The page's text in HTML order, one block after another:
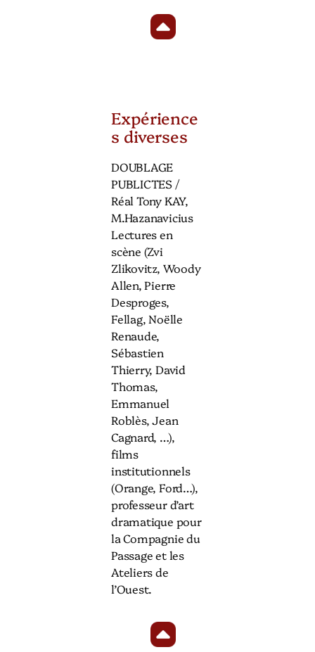
Expérience
s diverses
DOUBLAGE
PUBLICTES /
Réal Tony KAY,
M.Hazanavicius
Lectures en
scène (Zvi
Zlikovitz, Woody
Allen, Pierre
Desproges,
Fellag, Noëlle
Renaude,
Sébastien
Thierry, David
Thomas,
Emmanuel
Roblès, Jean
Cagnard, …),
films
institutionnels
(Orange, Ford…),
professeur d’art
dramatique pour
la Compagnie du
Passage et les
Ateliers de
l’Ouest.